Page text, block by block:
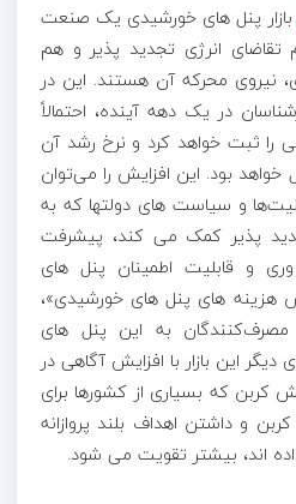
بازار پنل‌ های خورشیدی یک صنعت
انرژی تجدید پذیر و هم
محرکه آن هستند. این در
در یک دهه آینده، احتمالاً
را ثبت خواهد کرد و نرخ رشد آن
درصد در سال خواهد بود. این افزایش را می‌توان
و سیاست ‌های دولتها که به
پذیر کمک می‌ کند، پیشرفت
و قابلیت اطمینان پنل‌ های
‌های پنل‌ های خورشیدی»،
به این پنل‌ های
این بازار با افزایش آگاهی در
کربن که بسیاری از کشورها برای
و داشتن اهداف بلند پروازانه
اند، بیشتر تقویت می‌ شود.